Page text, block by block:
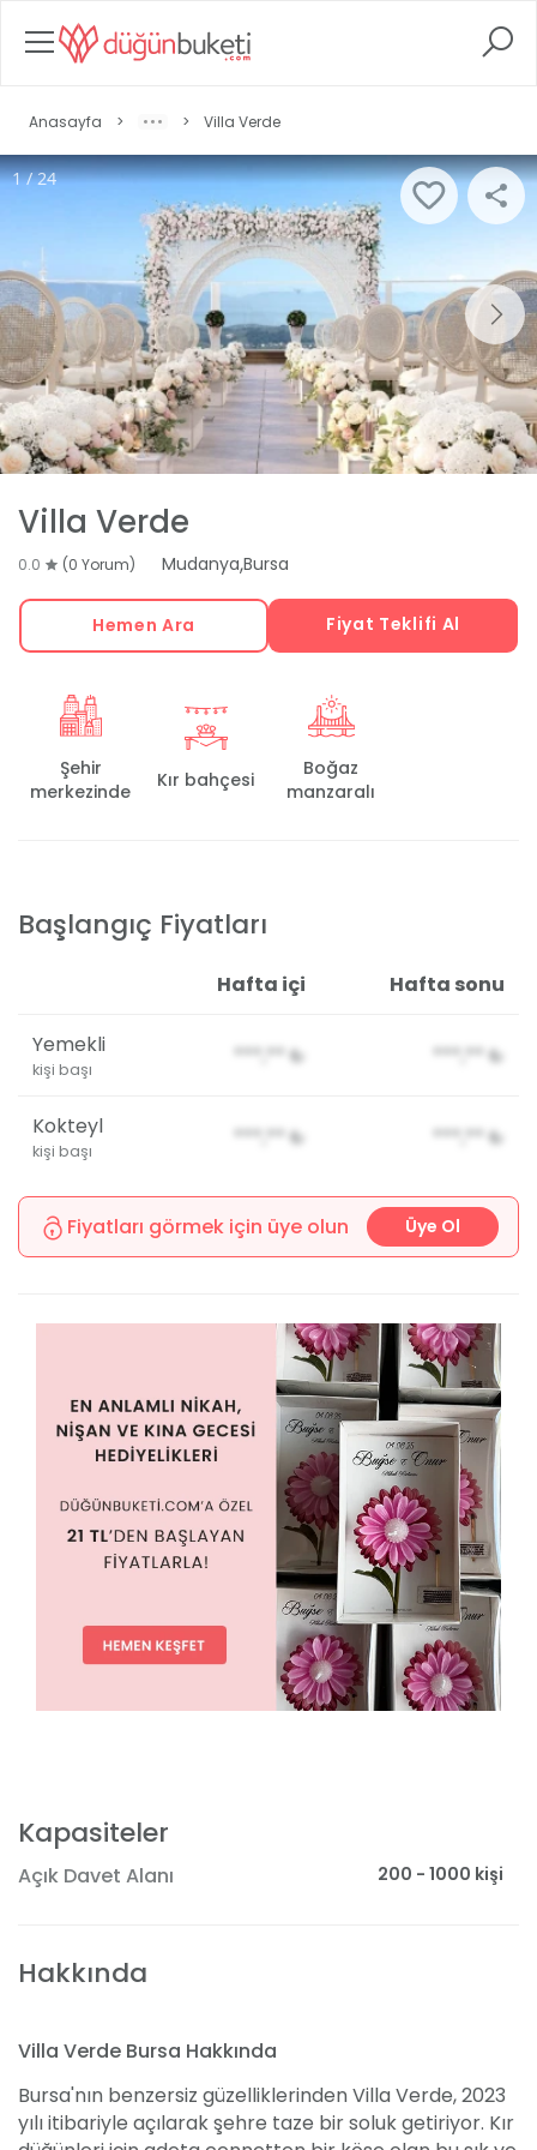
Anasayfa > > Villa Verde
1 / 24
Villa Verde
0.0 (0 Yorum) Mudanya,Bursa
Hemen Ara Fiyat Teklifi Al
Şehir
merkezinde
Kır bahçesi
Boğaz
manzaralı
Başlangıç Fiyatları
Hafta içi Hafta sonu
Yemekli
kişi başı
***,** ₺ ***,** ₺
Kokteyl
kişi başı
***,** ₺ ***,** ₺
Fiyatları görmek için üye olun Üye Ol
Kapasiteler
Açık Davet Alanı 200 - 1000 kişi
Hakkında
Villa Verde Bursa Hakkında
Bursa'nın benzersiz güzelliklerinden Villa Verde, 2023
yılı itibariyle açılarak şehre taze bir soluk getiriyor. Kır